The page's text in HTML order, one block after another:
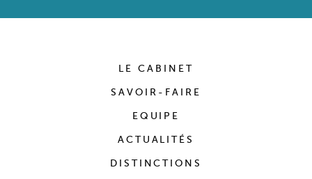
LE CABINET
SAVOIR-FAIRE
EQUIPE
ACTUALITÉS
DISTINCTIONS